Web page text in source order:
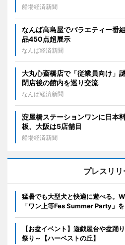
船場経済新聞
なんば高島屋でバラエティー
品450点超展示
なんば経済新聞
大丸心斎橋店で「従業員向け
閉店後の館内を巡り交流
なんば経済新聞
淀屋橋ステーションワンに日
板、大阪は5店舗目
船場経済新聞
プレスリリ
猛暑でも大型犬と快適に遊べる。
「ワン上等Fes Summer Party」
【お盆イベント】遊戯屋台や盆踊
祭り～【ハーベストの丘】